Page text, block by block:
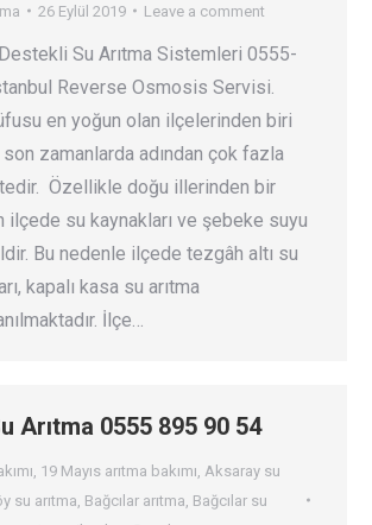
26 Eylül 2019 Leave a comment
Su Arıtma Sistemleri 0555-
Reverse Osmosis Servisi.
en yoğun olan ilçelerinden biri
son zamanlarda adından çok fazla
Özellikle doğu illerinden bir
ilçede su kaynakları ve şebeke suyu
Bu nedenle ilçede tezgâh altı su
kapalı kasa su arıtma
İlçe…
Arıtma 0555 895 90 54
19 Mayıs arıtma bakımı Aksaray su
su arıtma Bağcılar arıtma Bağcılar su